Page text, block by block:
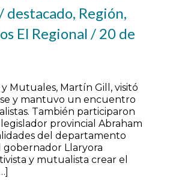
destacado, Región,
El Regional/ 20 de
Mutuales, Martín Gill, visitó
y mantuvo un encuentro
También participaron
provincial Abraham
del departamento
gobernador Llaryora
y mutualista crear el